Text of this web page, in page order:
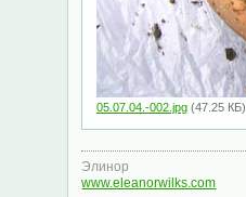
05.07.04.-002.jpg (47.25 КБ)
Элинор
www.eleanorwilks.com